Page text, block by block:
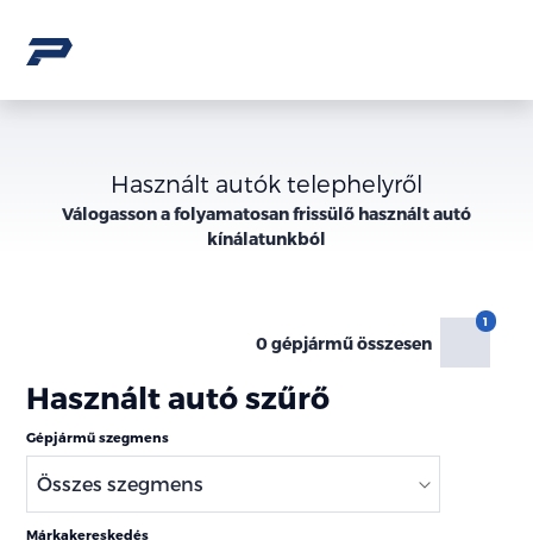
Használt autók telephelyről
Válogasson a folyamatosan frissülő használt autó
kínálatunkból
0 gépjármű összesen
Használt autó szűrő
Gépjármű szegmens
Márkakereskedés